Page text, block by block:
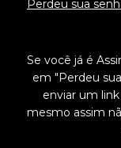
Perdeu sua
Se você já é
em "Perdeu
enviar um
mesmo assim